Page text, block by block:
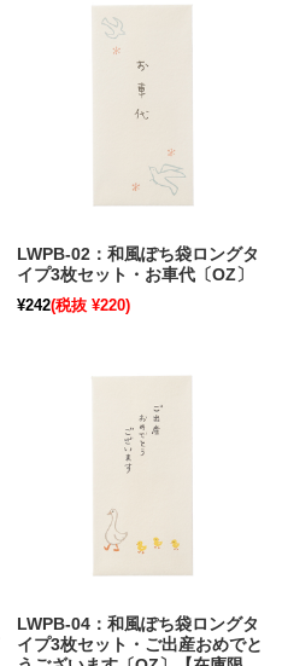
LWPB-02：和風ぽち袋ロングタ
イプ3枚セット・お車代〔OZ〕
¥242(税抜 ¥220)
LWPB-04：和風ぽち袋ロングタ
イプ3枚セット・ご出産おめでと